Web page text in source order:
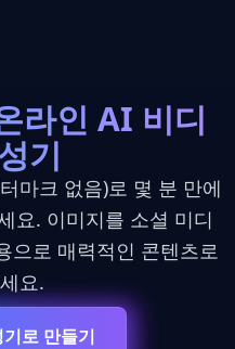
라인 AI 비디
기
마크 없음)로 몇 분 만에
요. 이미지를 소셜 미디
으로 매력적인 콘텐츠로
요.
로 만들기
AI 모델